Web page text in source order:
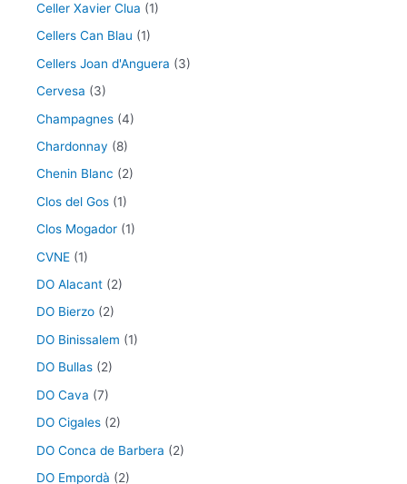
Celler Xavier Clua (1)
Cellers Can Blau (1)
Cellers Joan d'Anguera (3)
Cervesa (3)
Champagnes (4)
Chardonnay (8)
Chenin Blanc (2)
Clos del Gos (1)
Clos Mogador (1)
CVNE (1)
DO Alacant (2)
DO Bierzo (2)
DO Binissalem (1)
DO Bullas (2)
DO Cava (7)
DO Cigales (2)
DO Conca de Barbera (2)
DO Empordà (2)